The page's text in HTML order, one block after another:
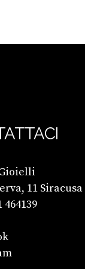
11 Siracusa
464139